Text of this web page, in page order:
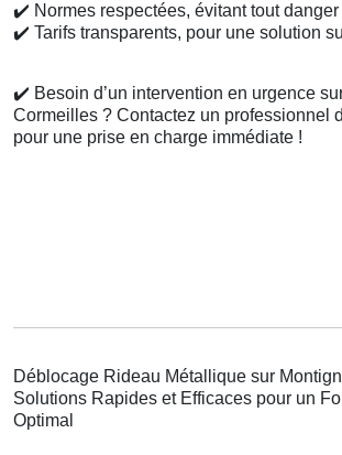
✔️ Normes respectées, évitant tout danger
✔️ Tarifs transparents, pour une solution
✔️ Besoin d’un intervention en urgence
Cormeilles ? Contactez un professionnel
pour une prise en charge immédiate !
Déblocage Rideau Métallique sur
Solutions Rapides et Efficaces pour un
Optimal